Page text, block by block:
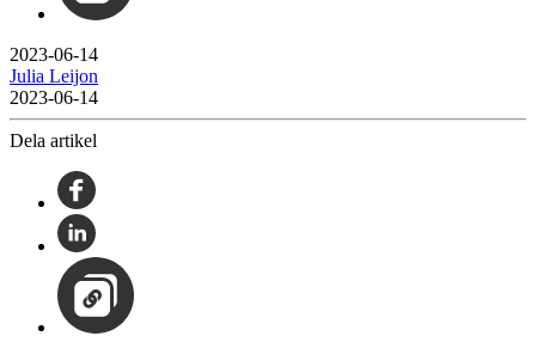
2023-06-14
Julia Leijon
2023-06-14
Dela artikel